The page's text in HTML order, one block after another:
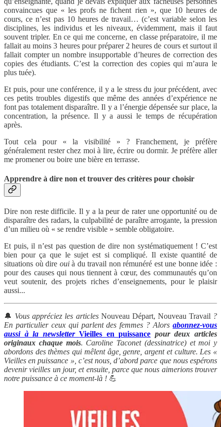
convaincues que « les profs ne fichent rien », que 10 heures de
cours, ce n’est pas 10 heures de travail… (c’est variable selon les
disciplines, les individus et les niveaux, évidemment, mais il faut
souvent tripler. En ce qui me concerne, en classe préparatoire, il me
fallait au moins 3 heures pour préparer 2 heures de cours et surtout il
fallait compter un nombre insupportable d’heures de correction des
copies des étudiants. C’est la correction des copies qui m’aura le
plus tuée).
Et puis, pour une conférence, il y a le stress du jour précédent, avec
ces petits troubles digestifs que même des années d’expérience ne
font pas totalement disparaître. Il y a l’énergie dépensée sur place, la
concentration, la présence. Il y a aussi le temps de récupération
après.
Tout cela pour « la visibilité » ? Franchement, je préfère
généralement rester chez moi à lire, écrire ou dormir. Je préfère aller
me promener ou boire une bière en terrasse.
Apprendre à dire non et trouver des critères pour choisir
Dire non reste difficile. Il y a la peur de rater une opportunité ou de
disparaître des radars, la culpabilité de paraître arrogante, la pression
d’un milieu où « se rendre visible » semble obligatoire.
Et puis, il n’est pas question de dire non systématiquement ! C’est
bien pour ça que le sujet est si compliqué. Il existe quantité de
situations où dire ouià du travail non rémunéré est une bonne idée :
pour des causes qui nous tiennent à cœur, des communautés qu’on
veut soutenir, des projets riches d’enseignements, pour le plaisir
aussi...
🔔 Vous appréciez les articles Nouveau Départ, Nouveau Travail ?
En particulier ceux qui parlent des femmes ? Alors abonnez-vous
aussi à la newsletterVieilles en puissance pour deux articles
originaux chaque mois. Caroline Taconet (dessinatrice) et moi y
abordons des thèmes qui mêlent âge, genre, argent et culture. Les «
Vieilles en puissance », c’est nous, d’abord parce que nous espérons
devenir vieilles un jour, et ensuite, parce que nous aimerions trouver
notre puissance à ce moment-là ! 💪